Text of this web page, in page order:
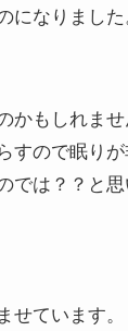
なりました
もしれませ
ので眠りが
は？？と思
ています。